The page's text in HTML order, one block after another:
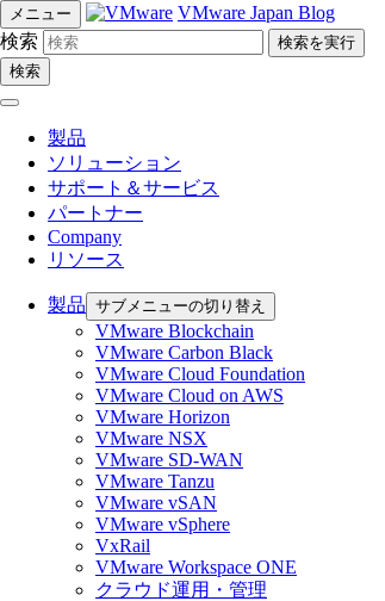
メニュー
VMware Japan Blog
検索
検索
製品
ソリューション
サポート＆サービス
パートナー
Company
リソース
製品 サブメニューの切り替え
VMware Blockchain
VMware Carbon Black
VMware Cloud Foundation
VMware Cloud on AWS
VMware Horizon
VMware NSX
VMware SD-WAN
VMware Tanzu
VMware vSAN
VMware vSphere
VxRail
VMware Workspace ONE
クラウド運用・管理